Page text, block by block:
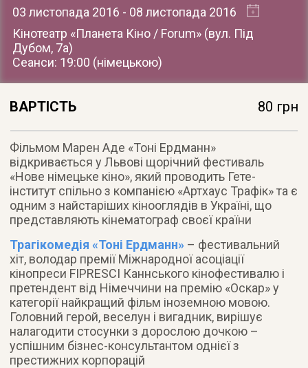
03 листопада 2016 - 08 листопада 2016
Кінотеатр «Планета Кіно / Forum» (вул. Під
Дубом, 7а)
Сеанси: 19:00 (німецькою)
ВАРТІСТЬ 80 грн
Фільмом Марен Аде «Тоні Ердманн»
відкривається у Львові щорічний фестиваль
«Нове німецьке кіно», який проводить Гете-
інститут спільно з компанією «Артхаус Трафік» та є
одним з найстаріших кінооглядів в Україні, що
представляють кінематограф своєї країни
Трагікомедія «Тоні Ердманн» – фестивальний
хіт, володар премії Міжнародної асоціації
кінопреси FIPRESCI Каннського кінофестивалю і
претендент від Німеччини на премію «Оскар» у
категорії найкращий фільм іноземною мовою.
Головний герой, веселун і вигадник, вирішує
налагодити стосунки з дорослою дочкою –
успішним бізнес-консультантом однієї з
престижних корпорацій